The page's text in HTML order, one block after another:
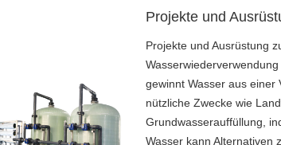
Projekte und
Projekte und Ausrüstung
gewinnt Wasser aus
nützliche Zwecke wie
Grundwasserauffüllung,
Wasser kann Alternativen